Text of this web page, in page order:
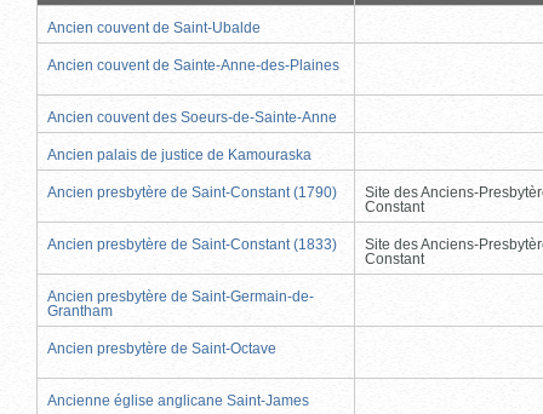
Ancien couvent de Saint-Ubalde
Ancien couvent de Sainte-Anne-des-Plaines
Ancien couvent des Soeurs-de-Sainte-Anne
Ancien palais de justice de Kamouraska
Ancien presbytère de Saint-Constant (1790)
Site des Anciens-
Constant
Ancien presbytère de Saint-Constant (1833)
Site des Anciens-
Constant
Ancien presbytère de Saint-Germain-de-
Grantham
Ancien presbytère de Saint-Octave
Ancienne église anglicane Saint-James